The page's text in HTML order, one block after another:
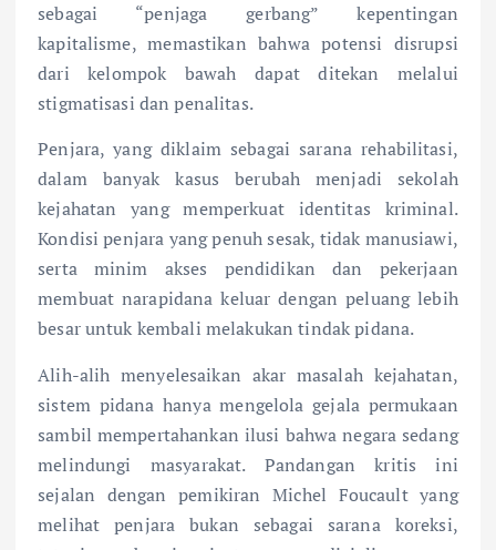
sebagai “penjaga gerbang” kepentingan
kapitalisme, memastikan bahwa potensi disrupsi
dari kelompok bawah dapat ditekan melalui
stigmatisasi dan penalitas.
Penjara, yang diklaim sebagai sarana rehabilitasi,
dalam banyak kasus berubah menjadi sekolah
kejahatan yang memperkuat identitas kriminal.
Kondisi penjara yang penuh sesak, tidak manusiawi,
serta minim akses pendidikan dan pekerjaan
membuat narapidana keluar dengan peluang lebih
besar untuk kembali melakukan tindak pidana.
Alih-alih menyelesaikan akar masalah kejahatan,
sistem pidana hanya mengelola gejala permukaan
sambil mempertahankan ilusi bahwa negara sedang
melindungi masyarakat. Pandangan kritis ini
sejalan dengan pemikiran Michel Foucault yang
melihat penjara bukan sebagai sarana koreksi,